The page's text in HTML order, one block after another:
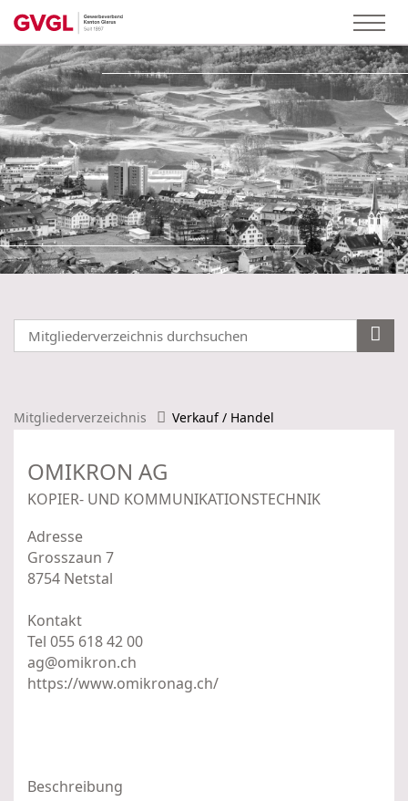
Mitgliederverzeichnis Verkauf / Handel
OMIKRON AG
KOPIER- UND KOMMUNIKATIONSTECHNIK
Adresse
Grosszaun 7
8754 Netstal
Kontakt
Tel 055 618 42 00
ag@omikron.ch
https://www.omikronag.ch/
Beschreibung